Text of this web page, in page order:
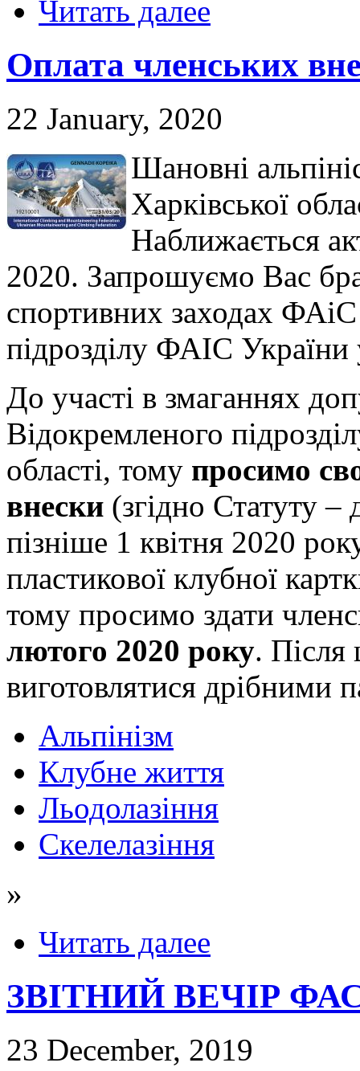
Читать далее
Оплата членських
22 January, 2020
Шановні
Харківської
Наближається
2020. Запрошуємо Вас
спортивних заходах
підрозділу ФАІС України
До участі в змаганнях
Відокремленого
області, тому просимо
внески (згідно Статуту –
пізніше 1 квітня 2020
пластикової клубної
тому просимо здати
лютого 2020 року. Після
виготовлятися дрібними
Альпінізм
Клубне життя
Льодолазіння
Скелелазіння
»
Читать далее
ЗВІТНИЙ ВЕЧІР
23 December, 2019